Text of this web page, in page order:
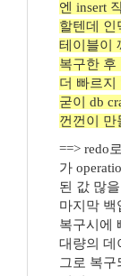
엔 insert
할텐데 인
테이블이
복구한 후
더 빠르지
굳이 db
껀껀이 만
==> redo
가
된 값 많
마지막 백
복구시에
대량의 데
그로 복구